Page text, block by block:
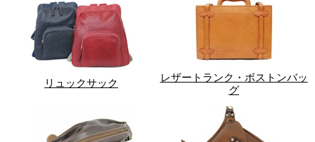
リュックサック
レザートランク・ボストンバッ
グ